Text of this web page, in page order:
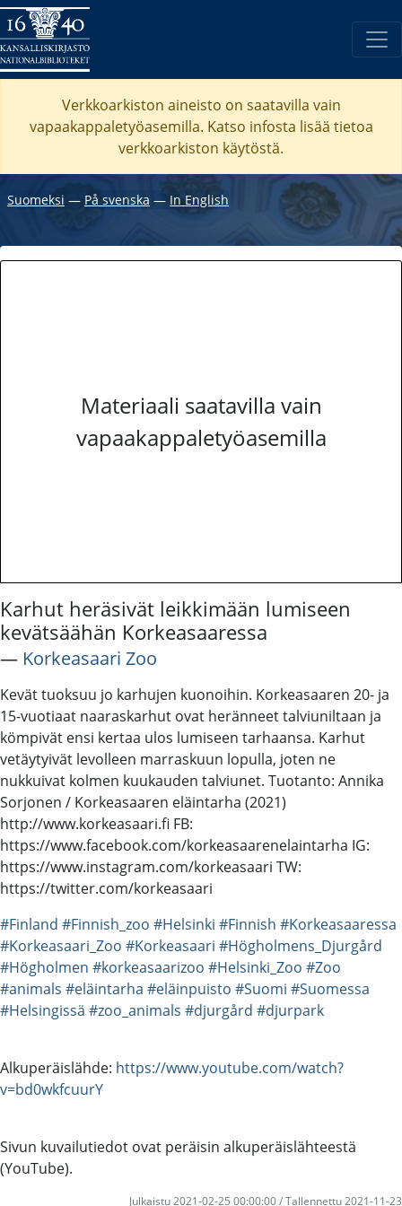
Verkkoarkiston aineisto on saatavilla vain
vapaakappaletyöasemilla. Katso infosta lisää tietoa
verkkoarkiston käytöstä.
Suomeksi ― På svenska ― In English
Materiaali saatavilla vain
vapaakappaletyöasemilla
Karhut heräsivät leikkimään lumiseen
kevätsäähän Korkeasaaressa
― Korkeasaari Zoo
Kevät tuoksuu jo karhujen kuonoihin. Korkeasaaren 20- ja
15-vuotiaat naaraskarhut ovat heränneet talviuniltaan ja
kömpivät ensi kertaa ulos lumiseen tarhaansa. Karhut
vetäytyivät levolleen marraskuun lopulla, joten ne
nukkuivat kolmen kuukauden talviunet. Tuotanto: Annika
Sorjonen / Korkeasaaren eläintarha (2021)
http://www.korkeasaari.fi FB:
https://www.facebook.com/korkeasaarenelaintarha IG:
https://www.instagram.com/korkeasaari TW:
https://twitter.com/korkeasaari
#Finland #Finnish_zoo #Helsinki #Finnish #Korkeasaaressa
#Korkeasaari_Zoo #Korkeasaari #Högholmens_Djurgård
#Högholmen #korkeasaarizoo #Helsinki_Zoo #Zoo
#animals #eläintarha #eläinpuisto #Suomi #Suomessa
#Helsingissä #zoo_animals #djurgård #djurpark
Alkuperäislähde: https://www.youtube.com/watch?
v=bd0wkfcuurY
Sivun kuvailutiedot ovat peräisin alkuperäislähteestä
(YouTube).
Julkaistu 2021-02-25 00:00:00 / Tallennettu 2021-11-23